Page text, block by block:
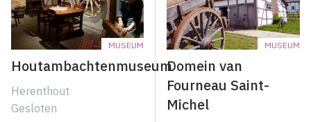
MUSEUM
Houtambachtenmuseum
Herenthout
Gesloten
MUSEUM
Domein van
Fourneau Saint-
Michel